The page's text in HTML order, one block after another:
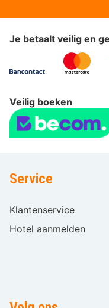
Je betaalt veilig en
Veilig boeken
Service
Klantenservice
Hotel aanmelden